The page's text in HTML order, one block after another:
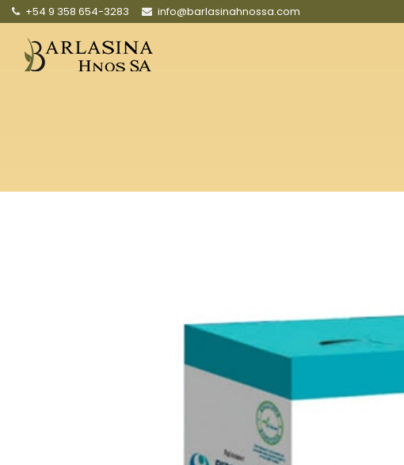
+54 9 358 654-3283 info@barlasinahnossa.com